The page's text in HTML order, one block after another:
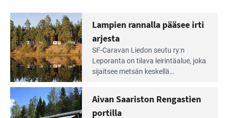
Lue
Leirintäoppaan
artikkeli:
Lampien
pääsee
irti
Lampien rannalla pääsee irti
arjesta
SF-Caravan Liedon seutu ry:n
Leporanta on tilava leirintäalue, joka
sijaitsee metsän kes­kellä
Lampi on upea ja puhdas, ja se
tarjoaa ympäris­töineen kauniit
Aivan Saariston Rengastien
portilla